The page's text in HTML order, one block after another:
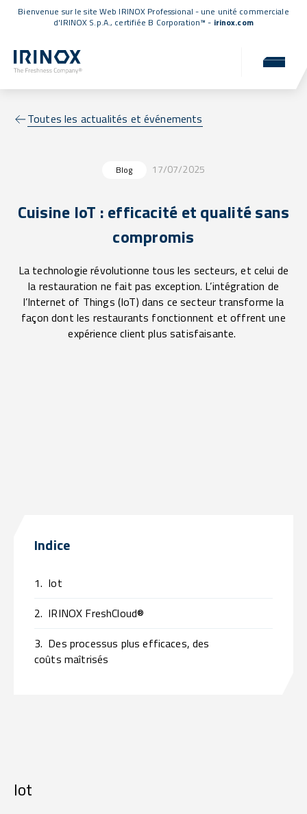
Bienvenue sur le site Web IRINOX Professional - une unité commerciale
d'IRINOX S.p.A., certifiée B Corporation™ - irinox.com
Toutes les actualités et événements
Blog 17/07/2025
Cuisine IoT : efficacité et qualité sans
compromis
La technologie révolutionne tous les secteurs, et celui de
la restauration ne fait pas exception. L’intégration de
l’Internet of Things (IoT) dans ce secteur transforme la
façon dont les restaurants fonctionnent et offrent une
expérience client plus satisfaisante.
Indice
1. Iot
2. IRINOX FreshCloud®
3. Des processus plus efficaces, des
coûts maîtrisés
Iot